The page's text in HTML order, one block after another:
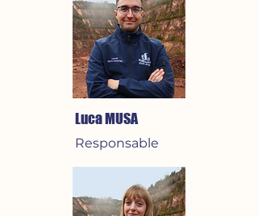
Luca MUSA
Responsable